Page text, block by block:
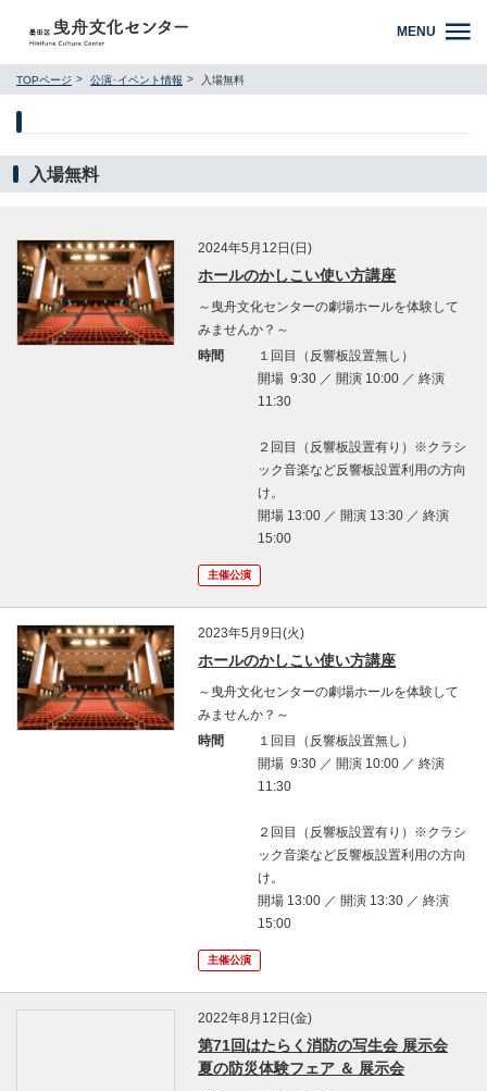
MENU
TOPページ 公演･イベント情報 入場無料
入場無料
2024年5月12日(日)
ホールのかしこい使い方講座
～曳舟文化センターの劇場ホールを体験して
みませんか？～
時間
１回目（反響板設置無し）
開場 9:30 ／ 開演 10:00 ／ 終演
11:30
２回目（反響板設置有り）※クラシ
ック音楽など反響板設置利用の方向
け。
開場 13:00 ／ 開演 13:30 ／ 終演
15:00
主催公演
2023年5月9日(火)
ホールのかしこい使い方講座
～曳舟文化センターの劇場ホールを体験して
みませんか？～
時間
１回目（反響板設置無し）
開場 9:30 ／ 開演 10:00 ／ 終演
11:30
２回目（反響板設置有り）※クラシ
ック音楽など反響板設置利用の方向
け。
開場 13:00 ／ 開演 13:30 ／ 終演
15:00
主催公演
2022年8月12日(金)
第71回はたらく消防の写生会 展示会
夏の防災体験フェア ＆ 展示会